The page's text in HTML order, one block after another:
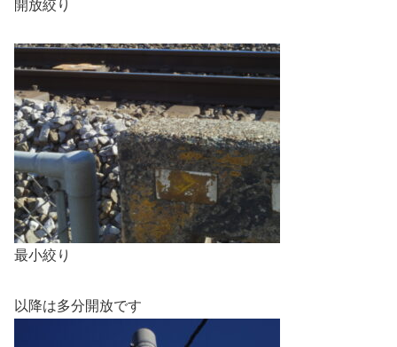
開放絞り
最小絞り
以降は多分開放です